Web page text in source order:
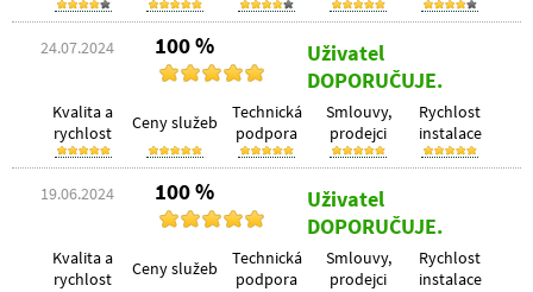
24.07.2024 100 %
Uživatel
DOPORUČUJE.
Kvalita a
rychlost
Ceny služeb
Technická
podpora
Smlouvy,
prodejci
Rychlost
instalace
19.06.2024 100 %
Uživatel
DOPORUČUJE.
Kvalita a
rychlost
Ceny služeb
Technická
podpora
Smlouvy,
prodejci
Rychlost
instalace